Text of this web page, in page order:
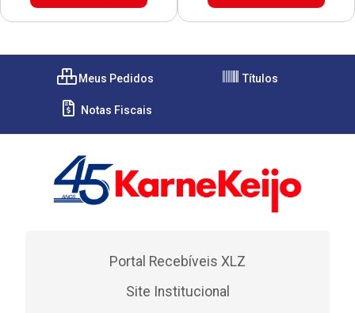
Meus Pedidos Títulos
Notas Fiscais
Portal Recebíveis XLZ
Site Institucional